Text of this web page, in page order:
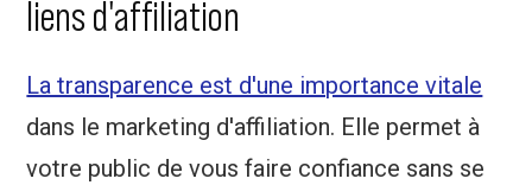
liens d'affiliation
La transparence est d'une importance vitale
dans le marketing d'affiliation. Elle permet à
votre public de vous faire confiance sans se